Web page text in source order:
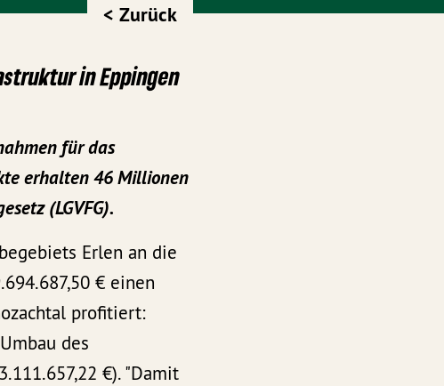
< Zurück
in Eppingen
für das
erhalten 46 Millionen
(LGVFG).
Erlen an die
€ einen
profitiert:
des
€). "Damit